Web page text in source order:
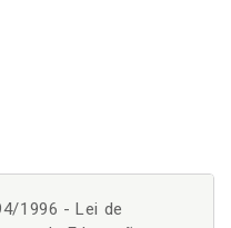
1996 - Lei de